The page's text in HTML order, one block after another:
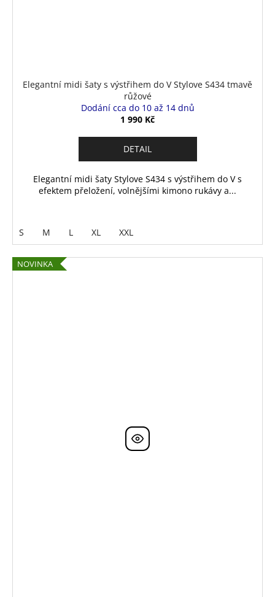
Elegantní midi šaty s výstřihem do V Stylove S434 tmavě
růžové
Dodání cca do 10 až 14 dnů
1 990 Kč
DETAIL
Elegantní midi šaty Stylove S434 s výstřihem do V s
efektem přeložení, volnějšími kimono rukávy a...
S M L XL XXL
NOVINKA